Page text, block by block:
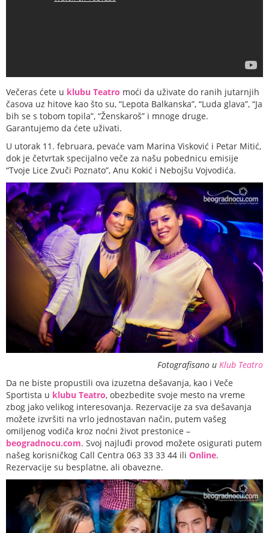
Večeras ćete u klubu Teatro moći da uživate do ranih jutarnjih
časova uz hitove kao što su, “Lepota Balkanska”, “Luda glava”, “Ja
bih se s tobom topila”, “Ženskaroš” i mnoge druge.
Garantujemo da ćete uživati.
U utorak 11. februara, pevaće vam Marina Visković i Petar Mitić,
dok je četvrtak specijalno veče za našu pobednicu emisije
“Tvoje Lice Zvuči Poznato”, Anu Kokić i Nebojšu Vojvodića.
Fotografisano u Klub Teatro
Da ne biste propustili ova izuzetna dešavanja, kao i Veče
Sportista u klubu Teatro, obezbedite svoje mesto na vreme
zbog jako velikog interesovanja. Rezervacije za sva dešavanja
možete izvršiti na vrlo jednostavan način, putem vašeg
omiljenog vodiča kroz noćni život prestonice –
beogradnocu.com. Svoj najluđi provod možete osigurati putem
našeg korisničkog Call Centra 063 33 33 44 ili Online.
Rezervacije su besplatne, ali obavezne.